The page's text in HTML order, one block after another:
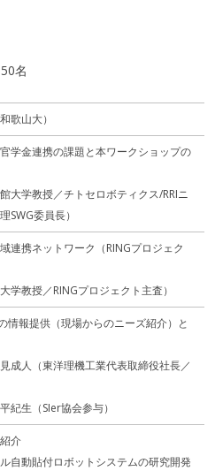
名
歌山大）
学金連携の課題と本ワークショップの
大学教授／チトセロボティクス/RRIニ
SWG委員長）
連携ネットワーク（RINGプロジェク
学教授／RINGプロジェクト主査）
情報提供（現場からのニーズ紹介）と
人（東洋理機工業代表取締役社長／
生（SIer協会参与）
介
自動貼付ロボットシステムの研究開発